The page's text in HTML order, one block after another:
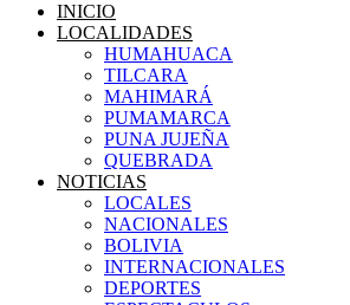
INICIO
LOCALIDADES
HUMAHUACA
TILCARA
MAHIMARÁ
PUMAMARCA
PUNA JUJEÑA
QUEBRADA
NOTICIAS
LOCALES
NACIONALES
BOLIVIA
INTERNACIONALES
DEPORTES